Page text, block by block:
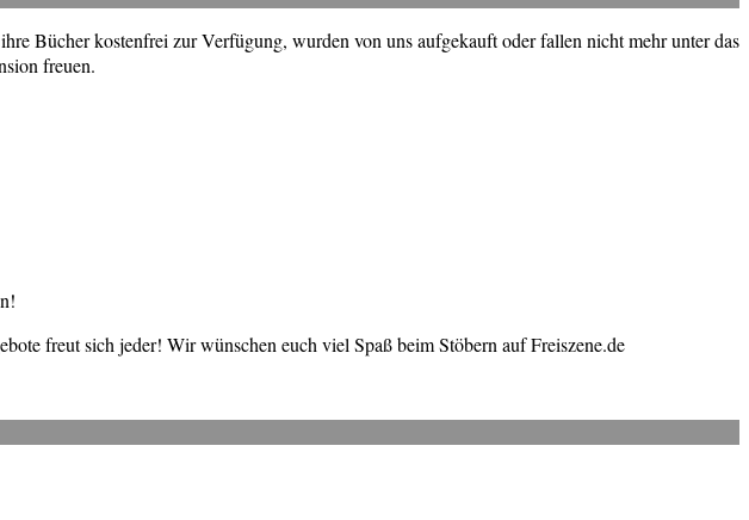
Bücher kostenfrei zur Verfügung, wurden von uns aufgekauft oder fallen nicht mehr unter das
freuen.
freut sich jeder! Wir wünschen euch viel Spaß beim Stöbern auf Freiszene.de